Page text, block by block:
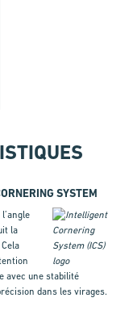
SYSTEM
la
avec une stabilité
dans les virages.